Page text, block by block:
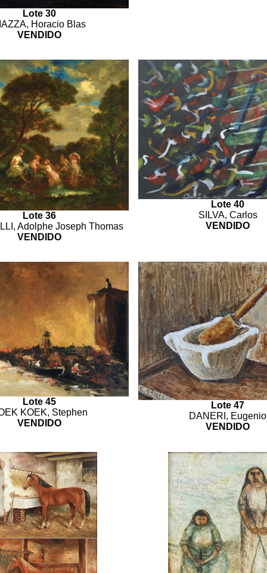
Lote 30
Horacio Blas
VENDIDO
Lote 36
Adolphe Joseph Thomas
VENDIDO
Lote 40
SILVA, Carlos
VENDIDO
Lote 45
KOEK, Stephen
VENDIDO
Lote 47
DANERI, Eugenio
VENDIDO